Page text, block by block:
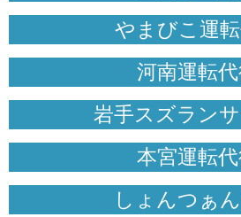
やまびこ運
河南運転
岩手スズラン
本宮運転
しょんつぁ